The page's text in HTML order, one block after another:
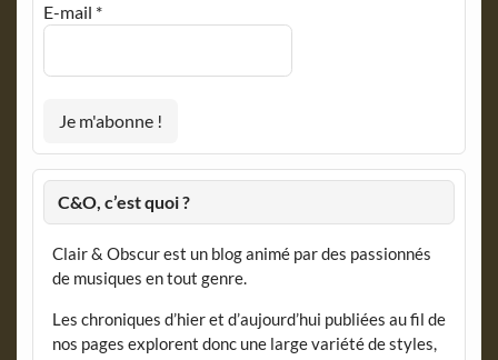
E-mail *
C&O, c’est quoi ?
Clair & Obscur est un blog animé par des passionnés
de musiques en tout genre.
Les chroniques d’hier et d’aujourd’hui publiées au fil de
nos pages explorent donc une large variété de styles,